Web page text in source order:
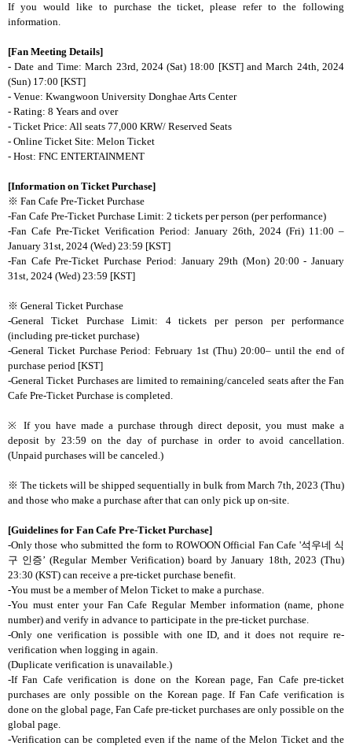
If you would like to purchase the ticket, please refer to the following
information.
[Fan Meeting Details]
- Date and Time: March 23rd, 2024 (Sat) 18:00 [KST] and March 24th, 2024
(Sun) 17:00 [KST]
- Venue: Kwangwoon University Donghae Arts Center
- Rating: 8 Years and over
- Ticket Price: All seats 77,000 KRW/ Reserved Seats
- Online Ticket Site: Melon Ticket
- Host: FNC ENTERTAINMENT
[Information on Ticket Purchase]
※ Fan Cafe Pre-Ticket Purchase
-Fan Cafe Pre-Ticket Purchase Limit: 2 tickets per person (per performance)
-Fan Cafe Pre-Ticket Verification Period: January 26th, 2024 (Fri) 11:00 –
January 31st, 2024 (Wed) 23:59 [KST]
-Fan Cafe Pre-Ticket Purchase Period: January 29th (Mon) 20:00 - January
31st, 2024 (Wed) 23:59 [KST]
※ General Ticket Purchase
-General Ticket Purchase Limit: 4 tickets per person per performance
(including pre-ticket purchase)
-General Ticket Purchase Period: February 1st (Thu) 20:00–until the end of
purchase period [KST]
-General Ticket Purchases are limited to remaining/canceled seats after the Fan
Cafe Pre-Ticket Purchase is completed.
※ If you have made a purchase through direct deposit, you must make a
deposit by 23:59 on the day of purchase in order to avoid cancellation.
(Unpaid purchases will be canceled.)
※ The tickets will be shipped sequentially in bulk from March 7th, 2023 (Thu)
and those who make a purchase after that can only pick up on-site.
[Guidelines for Fan Cafe Pre-Ticket Purchase]
-Only those who submitted the form to ROWOON Official Fan Cafe '석우네 식
구 인증’ (Regular Member Verification) board by January 18th, 2023 (Thu)
23:30 (KST) can receive a pre-ticket purchase benefit.
-You must be a member of Melon Ticket to make a purchase.
-You must enter your Fan Cafe Regular Member information (name, phone
number) and verify in advance to participate in the pre-ticket purchase.
-Only one verification is possible with one ID, and it does not require re-
verification when logging in again.
(Duplicate verification is unavailable.)
-If Fan Cafe verification is done on the Korean page, Fan Cafe pre-ticket
purchases are only possible on the Korean page. If Fan Cafe verification is
done on the global page, Fan Cafe pre-ticket purchases are only possible on the
global page.
-Verification can be completed even if the name of the Melon Ticket and the